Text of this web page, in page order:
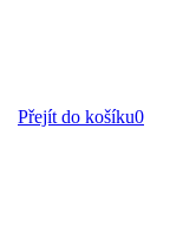
Přejít do košíku0